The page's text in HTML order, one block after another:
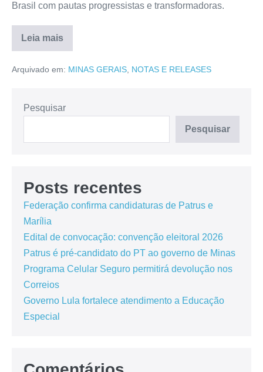
Brasil com pautas progressistas e transformadoras.
Leia mais
Arquivado em: MINAS GERAIS NOTAS E RELEASES
Pesquisar
Pesquisar
Posts recentes
Federação confirma candidaturas de Patrus e
Marília
Edital de convocação: convenção eleitoral 2026
Patrus é pré-candidato do PT ao governo de Minas
Programa Celular Seguro permitirá devolução nos
Correios
Governo Lula fortalece atendimento a Educação
Especial